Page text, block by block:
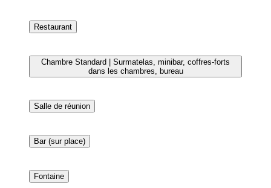
Piscine extérieure, piscine avec cascade, parasols de
Articles de toilette gratuits, sèche-cheveux, bidet,
Salle de réunion